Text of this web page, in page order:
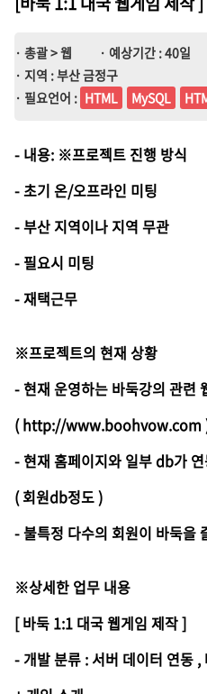
· 총괄 > 웹 · 예상기간 : 40일
· 지역 : 부산 금정구
· 필요언어 : HTML MySQL
- 내용: ※프로젝트 진행 방식
- 초기 온/오프라인 미팅
- 부산 지역이나 지역 무관
- 필요시 미팅
- 재택근무
※프로젝트의 현재 상황
- 현재 운영하는 바둑강의 관련
( http://www.boohvow.com
- 현재 홈페이지와 일부 db가
( 회원db정도 )
- 불특정 다수의 회원이 바둑을
※상세한 업무 내용
[ 바둑 1:1 대국 웹게임 제작 ]
- 개발 분류 : 서버 데이터 연동